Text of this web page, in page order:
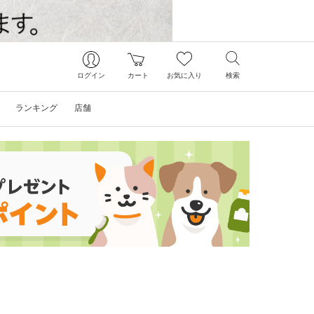
ログイン カート お気に入り 検索
ランキング 店舗